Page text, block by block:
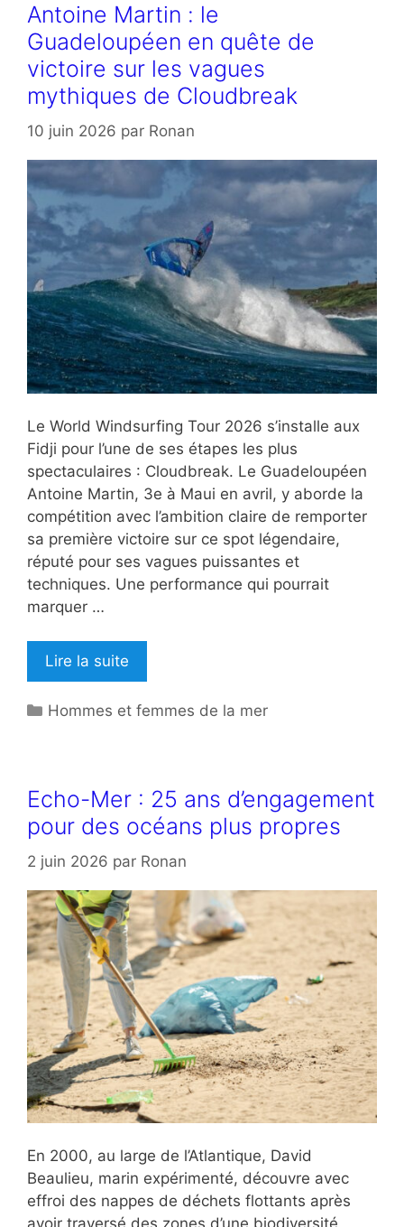
Antoine Martin : le
Guadeloupéen en quête de
victoire sur les vagues
mythiques de Cloudbreak
10 juin 2026 par Ronan
Le World Windsurfing Tour 2026 s’installe aux
Fidji pour l’une de ses étapes les plus
spectaculaires : Cloudbreak. Le Guadeloupéen
Antoine Martin, 3e à Maui en avril, y aborde la
compétition avec l’ambition claire de remporter
sa première victoire sur ce spot légendaire,
réputé pour ses vagues puissantes et
techniques. Une performance qui pourrait
marquer …
Lire la suite
Catégories
Hommes et femmes de la mer
Echo-Mer : 25 ans d’engagement
pour des océans plus propres
2 juin 2026 par Ronan
En 2000, au large de l’Atlantique, David
Beaulieu, marin expérimenté, découvre avec
effroi des nappes de déchets flottants après